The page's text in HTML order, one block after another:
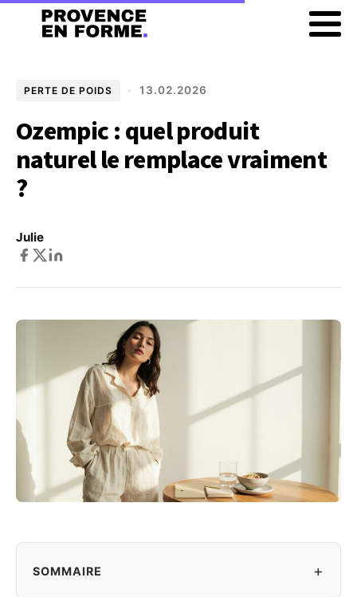
PERTE DE POIDS • 13.02.2026
Ozempic : quel produit
naturel le remplace vraiment
?
Julie
SOMMAIRE +